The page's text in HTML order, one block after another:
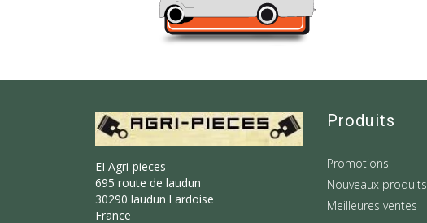
EI Agri-pieces
695 route de laudun
30290 laudun l ardoise
France
Produits
Promotions
Nouveaux produits
Meilleures ventes